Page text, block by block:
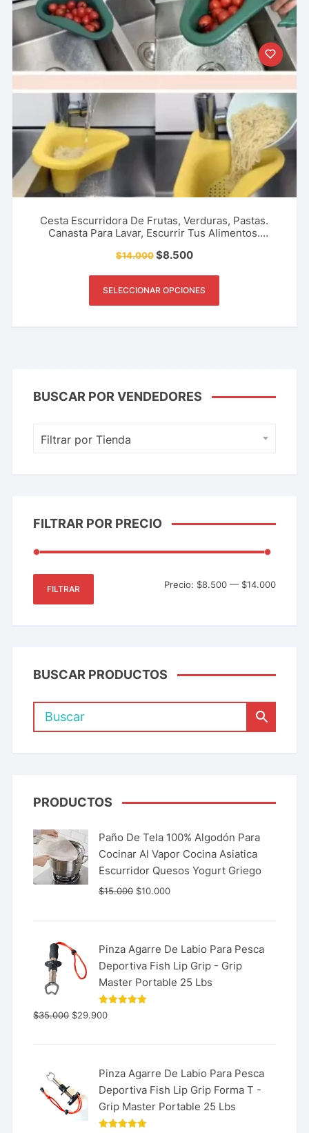
Cesta Escurridora De Frutas, Verduras, Pastas.
Canasta Para Lavar, Escurrir Tus Alimentos.
$14.000$8.500
SELECCIONAR OPCIONES
BUSCAR POR VENDEDORES
Filtrar por Tienda
FILTRAR POR PRECIO
FILTRAR Precio: $8.500— $14.000
BUSCAR PRODUCTOS
PRODUCTOS
Paño De Tela 100% Algodón Para
Cocinar Al Vapor Cocina Asiatica
Escurridor Quesos Yogurt Griego
$15.000 $10.000
Pinza Agarre De Labio Para Pesca
Deportiva Fish Lip Grip - Grip
Master Portable 25 Lbs
Valorado
con
$35.000 $29.900
Pinza Agarre De Labio Para Pesca
Deportiva Fish Lip Grip Forma T -
Grip Master Portable 25 Lbs